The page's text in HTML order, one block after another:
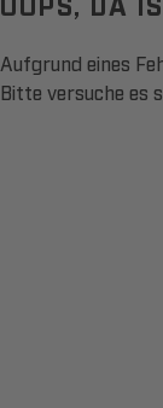
Aufgrund eines
Bitte versuche es